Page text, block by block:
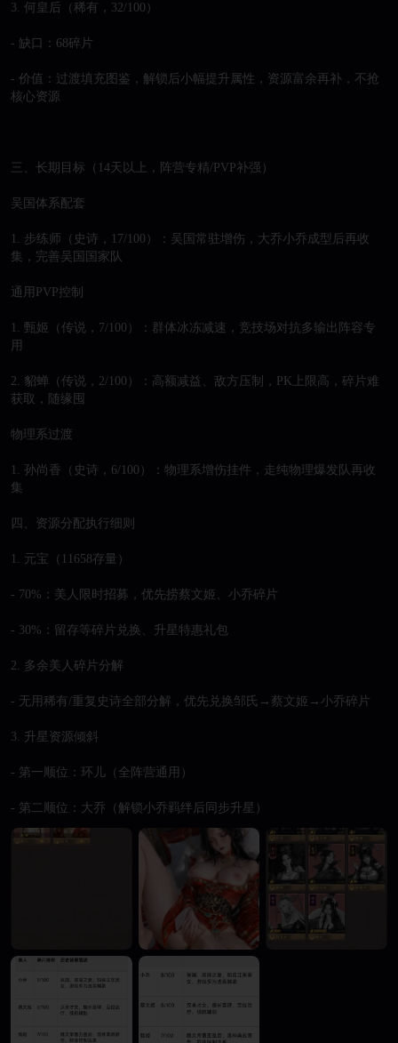
3. 何皇后（稀有，32/100）
- 缺口：68碎片
- 价值：过渡填充图鉴，解锁后小幅提升属性，资源富余再补，不抢
核心资源
三、长期目标（14天以上，阵营专精/PVP补强）
吴国体系配套
1. 步练师（史诗，17/100）：吴国常驻增伤，大乔小乔成型后再收
集，完善吴国国家队
通用PVP控制
1. 甄姬（传说，7/100）：群体冰冻减速，竞技场对抗多输出阵容专
用
2. 貂蝉（传说，2/100）：高额减益、敌方压制，PK上限高，碎片难
获取，随缘囤
物理系过渡
1. 孙尚香（史诗，6/100）：物理系增伤挂件，走纯物理爆发队再收
集
四、资源分配执行细则
1. 元宝（11658存量）
- 70%：美人限时招募，优先捞蔡文姬、小乔碎片
- 30%：留存等碎片兑换、升星特惠礼包
2. 多余美人碎片分解
- 无用稀有/重复史诗全部分解，优先兑换邹氏→蔡文姬→小乔碎片
3. 升星资源倾斜
- 第一顺位：环儿（全阵营通用）
- 第二顺位：大乔（解锁小乔羁绊后同步升星）